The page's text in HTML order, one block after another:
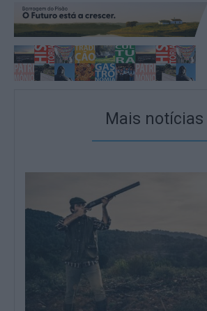
Mais notícias